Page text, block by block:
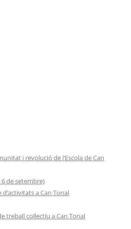
i revolució de l’Escola de Can
de setembre)
a Can Tonal
treball col·lectiu a Can Tonal